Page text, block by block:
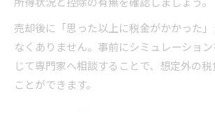
売却後に「思った以上に税金がかかった
なくありません。事前にシミュレーショ
じて専門家へ相談することで、想定外の
ことができます。